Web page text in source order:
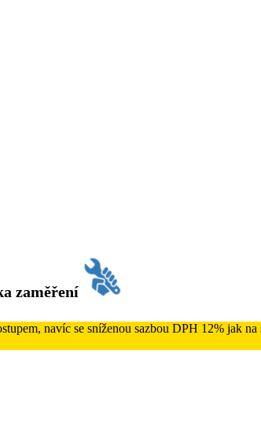
zaměření
navíc se sníženou sazbou DPH 12% jak